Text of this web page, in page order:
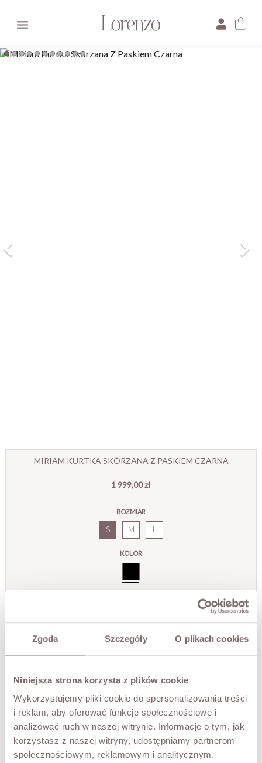
Zgoda Szczegóły O plikach cookies
Niniejsza strona korzysta z plików cookie
Wykorzystujemy pliki cookie do spersonalizowania treści
i reklam, aby oferować funkcje społecznościowe i
analizować ruch w naszej witrynie. Informacje o tym, jak
korzystasz z naszej witryny, udostępniamy partnerom
społecznościowym, reklamowym i analitycznym.

MIRIAM KURTKA SKÓRZANA Z PASKIEM CZARNA
1 999,00 zł
ROZMIAR
S M L
KOLOR
Ostatnie sztuki!
OPIS
Skórzana kurtka o eleganckim, kobiecym kroju, łącząca
klasykę z nowoczesnym minimalizmem. Wykonana z
miękkiej, wysokiej jakości skóry naturalnej, która
dopasowuje się do sylwetki i zapewnia komfort noszenia.